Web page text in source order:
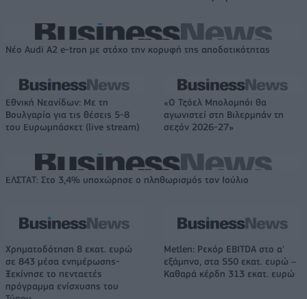
Νέο Audi A2 e-tron με στόχο την κορυφή της αποδοτικότητας
Εθνική Νεανίδων: Με τη
Βουλγαρία για τις θέσεις 5-8
του Ευρωμπάσκετ (live stream)
«Ο Τζόελ Μπολομπόι θα
αγωνιστεί στη Βιλερμπάν τη
σεζόν 2026-27»
ΕΛΣΤΑΤ: Στο 3,4% υποχώρησε ο πληθωρισμός τον Ιούλιο
Χρηματοδότηση 8 εκατ. ευρώ
σε 843 μέσα ενημέρωσης-
Ξεκίνησε το πενταετές
πρόγραμμα ενίσχυσης του
Metlen: Ρεκόρ EBITDA στο α'
εξάμηνο, στα 550 εκατ. ευρώ –
Καθαρά κέρδη 313 εκατ. ευρώ